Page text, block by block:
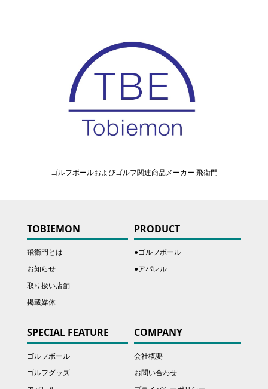
ゴルフボールおよびゴルフ関連商品メーカー 飛衛門
TOBIEMON
飛衛門とは
お知らせ
取り扱い店舗
掲載媒体
PRODUCT
●ゴルフボール
●アパレル
SPECIAL FEATURE
ゴルフボール
ゴルフグッズ
COMPANY
会社概要
お問い合わせ